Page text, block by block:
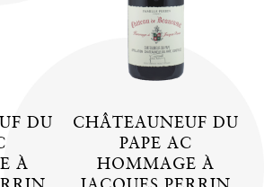
DU
À
CHÂTEAUNEUF DU
PAPE AC
HOMMAGE À